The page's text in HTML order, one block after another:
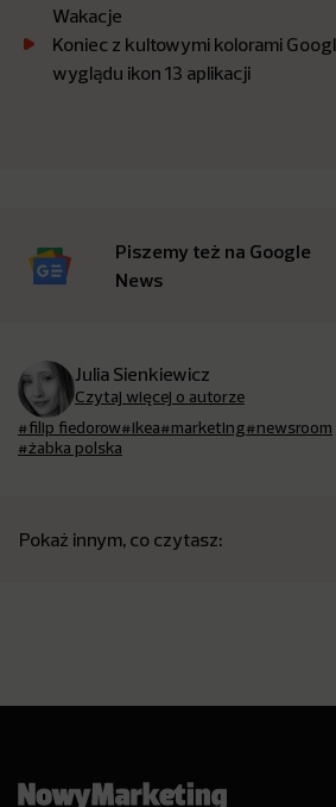
Wakacje
Koniec z kultowymi kolorami
wyglądu ikon 13 aplikacji
Piszemy też na Google
News
Julia Sienkiewicz
Czytaj więcej o autorze
#filip fiedorow#ikea#marketing#newsroom
#żabka polska
Pokaż innym, co czytasz: